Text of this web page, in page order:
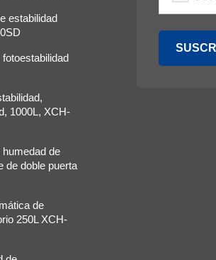
estabilidad
1000L, XCH-
de
de doble puerta
de
250L XCH-